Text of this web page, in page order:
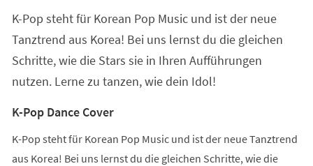
K-Pop steht für Korean Pop Music und ist der neue
Tanztrend aus Korea! Bei uns lernst du die gleichen
Schritte, wie die Stars sie in Ihren Aufführungen
nutzen. Lerne zu tanzen, wie dein Idol!
K-Pop Dance Cover
K-Pop steht für Korean Pop Music und ist der neue Tanztrend
aus Korea! Bei uns lernst du die gleichen Schritte, wie die